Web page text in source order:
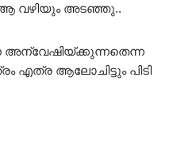
ആ വഴിയും അടഞ്ഞു..
അന്വേഷിയ്ക്കുന്നതെന്ന
എത്ര ആലോചിട്ടും പിടി